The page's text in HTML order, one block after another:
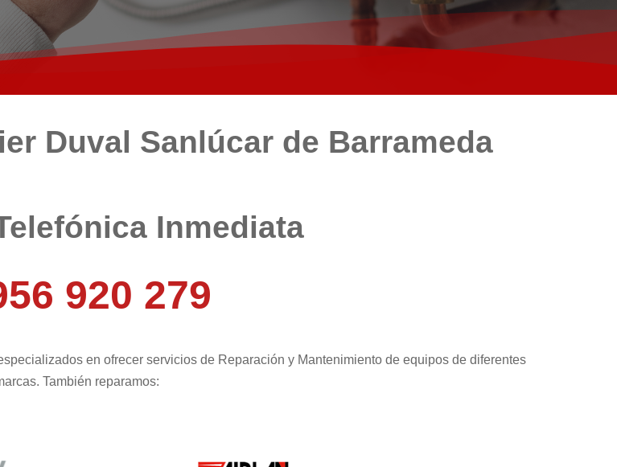
Duval Sanlúcar de Barrameda
Inmediata
920 279
en ofrecer servicios de Reparación y Mantenimiento de equipos de diferentes
También reparamos: